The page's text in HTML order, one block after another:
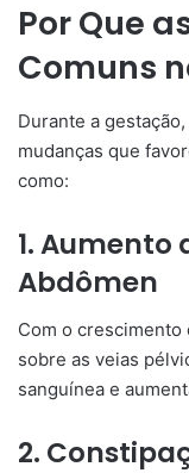
Por Que
Comuns
Durante a
mudanças que
como:
1. Aumento
Abdômen
Com o crescimento
sobre as veias
sanguínea e
2.